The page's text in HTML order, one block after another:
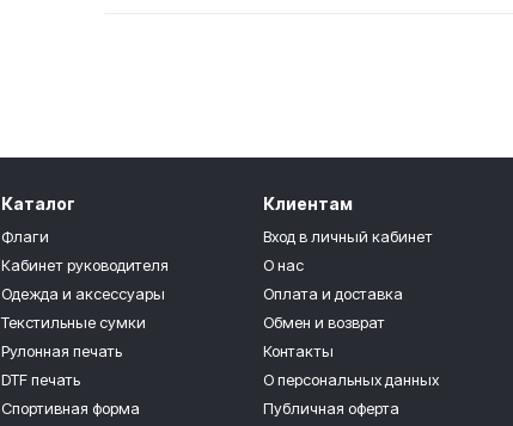
Каталог
Флаги
Кабинет руководителя
Одежда и аксессуары
Текстильные сумки
Рулонная печать
DTF печать
Спортивная форма
Клиентам
Вход в личный кабинет
О нас
Оплата и доставка
Обмен и возврат
Контакты
О персональных данных
Публичная оферта